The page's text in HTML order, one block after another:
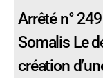
Arrêté n°
Somalis Le
création